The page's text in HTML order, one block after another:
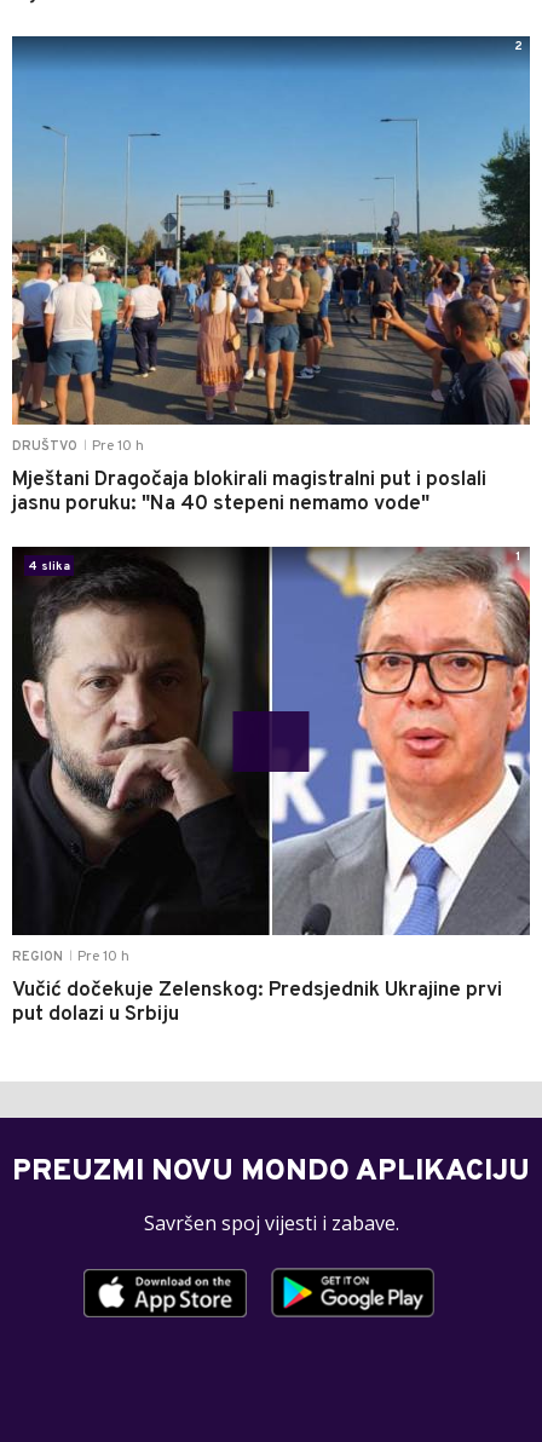
DRUŠTVO Pre 10 h
Mještani Dragočaja blokirali magistralni put i poslali
jasnu poruku: "Na 40 stepeni nemamo vode"
2
REGION Pre 10 h
Vučić dočekuje Zelenskog: Predsjednik Ukrajine prvi
put dolazi u Srbiju
4 slika
1
PREUZMI NOVU MONDO APLIKACIJU
Savršen spoj vijesti i zabave.